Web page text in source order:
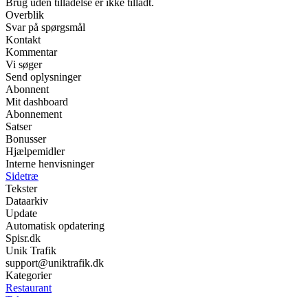
Brug uden tilladelse er ikke tilladt.
Overblik
Svar på spørgsmål
Kontakt
Kommentar
Vi søger
Send oplysninger
Abonnent
Mit dashboard
Abonnement
Satser
Bonusser
Hjælpemidler
Interne henvisninger
Sidetræ
Tekster
Dataarkiv
Update
Automatisk opdatering
Spisr.dk
Unik Trafik
support@uniktrafik.dk
Kategorier
Restaurant